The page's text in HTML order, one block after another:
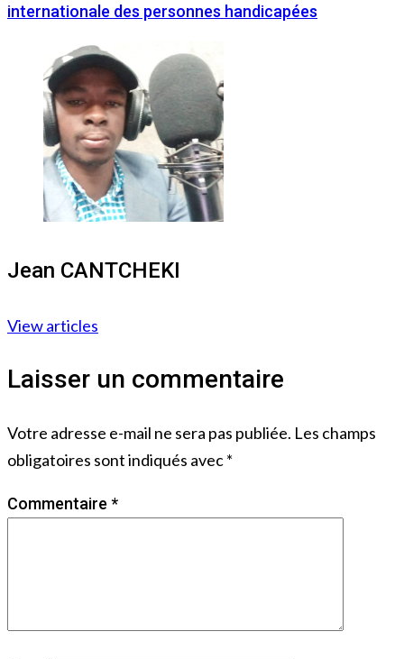
internationale des personnes handicapées
Jean CANTCHEKI
View articles
Laisser un commentaire
Votre adresse e-mail ne sera pas publiée. Les champs
obligatoires sont indiqués avec*
Commentaire *